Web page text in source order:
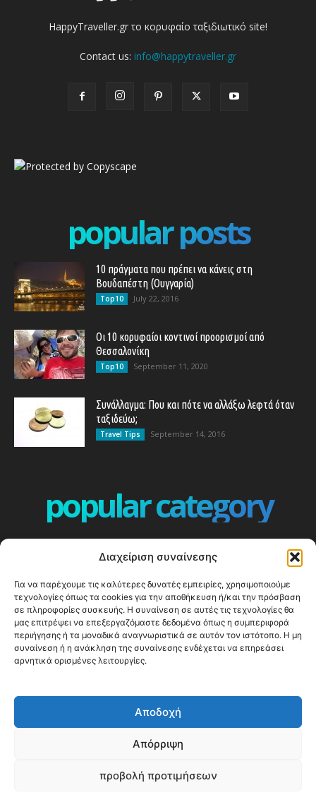
Διαχείριση συναίνεσης
Για να παρέχουμε τις καλύτερες δυνατές εμπειρίες, χρησιμοποιούμε
τεχνολογίες όπως τα cookies για την αποθήκευση ή/και την πρόσβαση
σε πληροφορίες συσκευής. Η συναίνεση σε αυτές τις τεχνολογίες θα
μας επιτρέψει να επεξεργαζόμαστε δεδομένα όπως η συμπεριφορά
περιήγησης ή τα μοναδικά αναγνωριστικά σε αυτόν τον ιστότοπο. Η μη
συναίνεση ή η ανάκληση της συναίνεσης ενδέχεται να επηρεάσει
αρνητικά ορισμένες λειτουργίες.
Αποδοχή
Απόρριψη
προβολή προτιμήσεων
HappyTraveller.gr το κορυφαίο ταξιδιωτικό site!
Contact us: info@happytraveller.gr
popular posts
10 πράγματα που πρέπει να κάνεις στη
Βουδαπέστη (Ουγγαρία)
Top10 July 22, 2016
Οι 10 κορυφαίοι κοντινοί προορισμοί από
Θεσσαλονίκη
Top10 September 11, 2020
Συνάλλαγμα: Που και πότε να αλλάξω λεφτά όταν
ταξιδεύω;
Travel Tips September 14, 2016
popular category
359
ΕΥΡΩΠΗ
332
ΚΟΣΜΟΣ - WORLD
328
Top10
303
Cool spots
ΝΗΣΙΑ
243
© Happy Traveller 2014-2025